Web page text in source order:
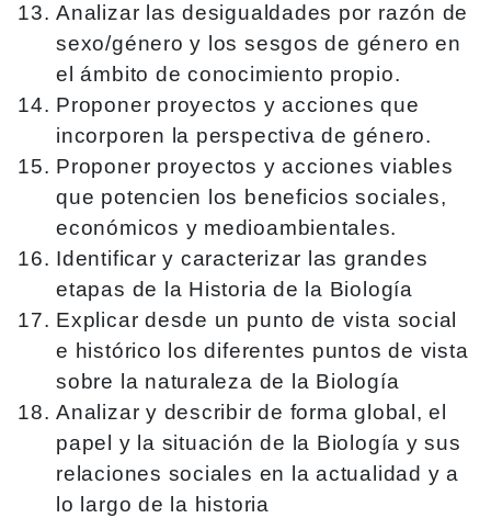
Analizar las desigualdades por razón de
sexo/género y los sesgos de género en
el ámbito de conocimiento propio.
Proponer proyectos y acciones que
incorporen la perspectiva de género.
Proponer proyectos y acciones viables
que potencien los beneficios sociales,
económicos y medioambientales.
Identificar y caracterizar las grandes
etapas de la Historia de la Biología
Explicar desde un punto de vista social
e histórico los diferentes puntos de vista
sobre la naturaleza de la Biología
Analizar y describir de forma global, el
papel y la situación de la Biología y sus
relaciones sociales en la actualidad y a
lo largo de la historia